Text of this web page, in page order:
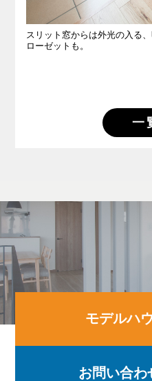
スリット窓からは外光の入る
ローゼットも。
一
モデルハ
お問い合わ